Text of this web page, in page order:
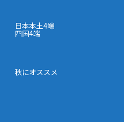
日本本土4端
四国4端
秋にオススメ